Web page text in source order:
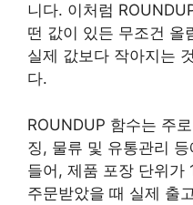
니다. 이처럼
떤 값이 있든 무조건 올
실제 값보다 작아지는
다.
ROUNDUP 함수는 주
징, 물류 및 유통관리
들어, 제품 포장 단위가
주문받았을 때 실제 출